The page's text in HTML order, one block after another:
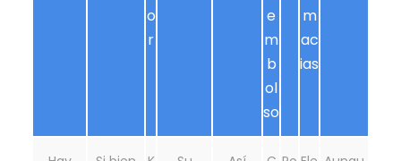
o
r
e
m
b
ol
so
m
ac
ias